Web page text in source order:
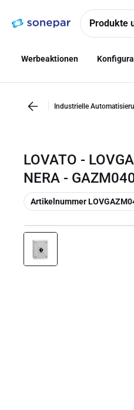
NavigationInhalt
Produkte
Werbeaktionen
Industrielle
LOVATO -
NERA -
Kopieren
Artikelnummer